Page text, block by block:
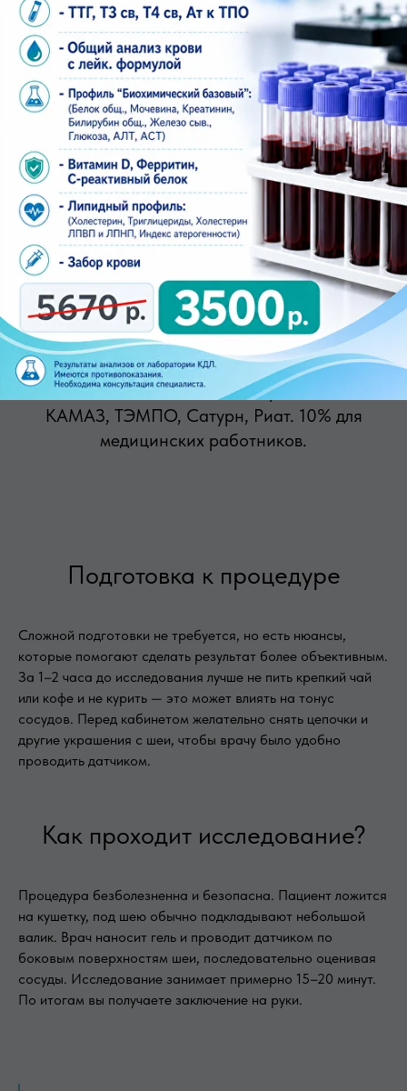
полезным для терапевта, невролога или
кардиолога.
Скорость и организация.Прием по записи,
без очередей. Заключение выдается сразу,
чтобы вы могли быстро спланировать
дальнейшие шаги.
Выгода.Действуют скидки: 5% для
пенсионеров, инвалидов, ветеранов и
многодетных семей. 7% для работников
КАМАЗ, ТЭМПО, Сатурн, Риат. 10% для
медицинских работников.
Подготовка к процедуре
Сложной подготовки не требуется, но есть нюансы,
которые помогают сделать результат более объективным.
За 1–2 часа до исследования лучше не пить крепкий чай
или кофе и не курить — это может влиять на тонус
сосудов. Перед кабинетом желательно снять цепочки и
другие украшения с шеи, чтобы врачу было удобно
проводить датчиком.
Как проходит исследование?
Процедура безболезненна и безопасна. Пациент ложится
на кушетку, под шею обычно подкладывают небольшой
валик. Врач наносит гель и проводит датчиком по
боковым поверхностям шеи, последовательно оценивая
сосуды. Исследование занимает примерно 15–20 минут.
По итогам вы получаете заключение на руки.